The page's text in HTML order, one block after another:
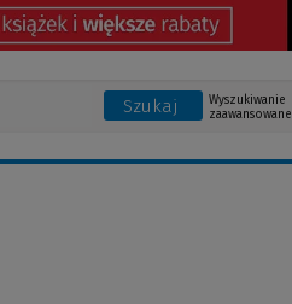
Szukaj
Wyszukiwanie
zaawansowane